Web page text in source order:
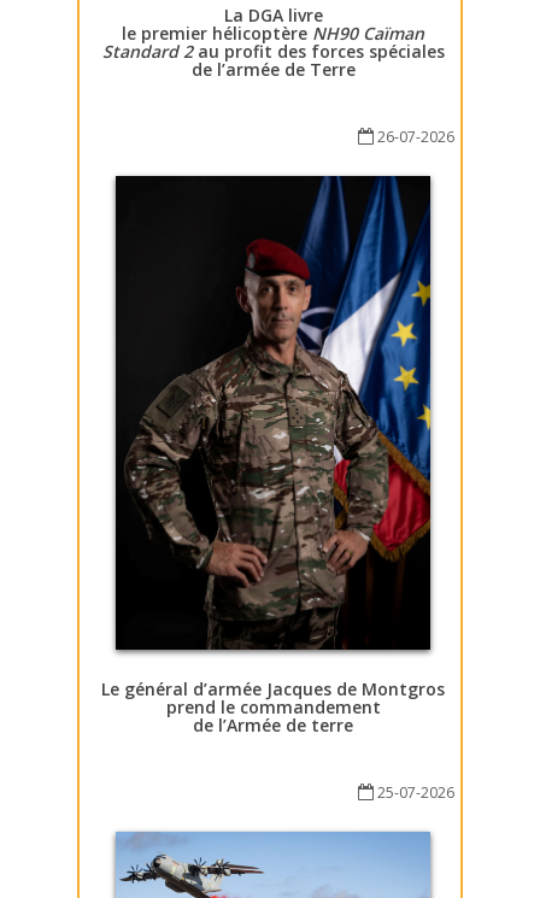
La DGA livre
le premier hélicoptère NH90 Caïman
Standard 2au profit des forces spéciales
de l’armée de Terre
26-07-2026
Le général d’armée Jacques de Montgros
prend le commandement
de l’Armée de terre
25-07-2026